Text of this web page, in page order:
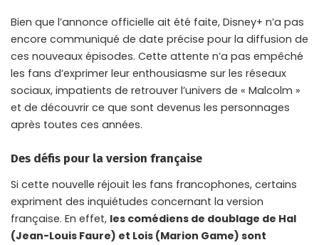
Bien que l’annonce officielle ait été faite, Disney+ n’a pas
encore communiqué de date précise pour la diffusion de
ces nouveaux épisodes. Cette attente n’a pas empêché
les fans d’exprimer leur enthousiasme sur les réseaux
sociaux, impatients de retrouver l’univers de « Malcolm »
et de découvrir ce que sont devenus les personnages
après toutes ces années.
Des défis pour la version française
Si cette nouvelle réjouit les fans francophones, certains
expriment des inquiétudes concernant la version
française. En effet, les comédiens de doublage de Hal
(Jean-Louis Faure) et Lois (Marion Game) sont